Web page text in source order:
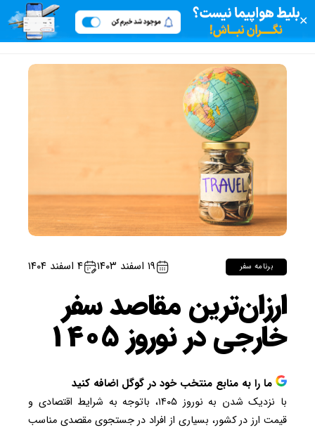
✕
برنامه سفر ۱۹ اسفند ۱۴۰۳ ۴ اسفند ۱۴۰۴
ارزان‌ترین مقاصد سفر
خارجی در نوروز ۱۴۰۵
ما را به منابع منتخب خود در گوگل اضافه کنید
با نزدیک شدن به نوروز ۱۴۰۵، باتوجه به شرایط اقتصادی و
قیمت ارز در کشور، بسیاری از افراد در جستجوی مقصدی مناسب